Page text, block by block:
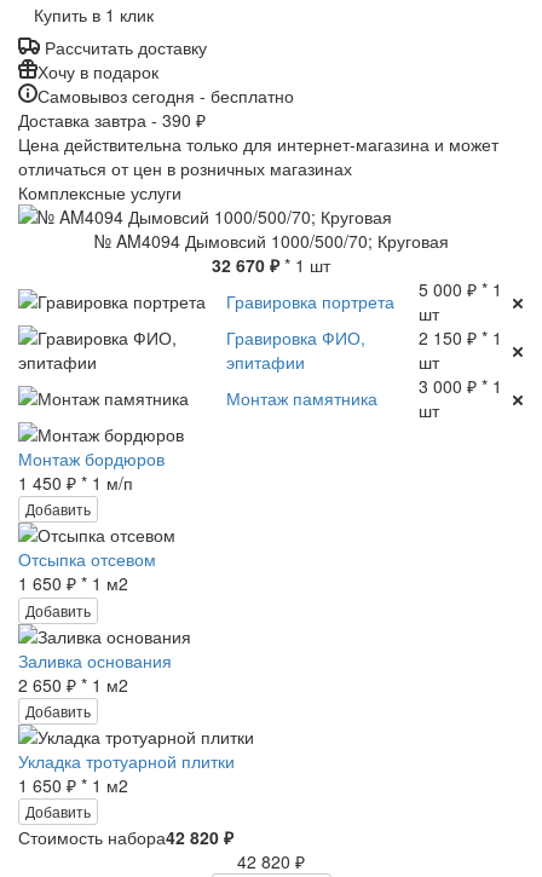
Купить в 1 клик
Рассчитать доставку
Хочу в подарок
Самовывоз сегодня - бесплатно
Доставка завтра - 390 ₽
Цена действительна только для интернет-магазина и может
отличаться от цен в розничных магазинах
Комплексные услуги
№ AM4094 Дымовсий 1000/500/70; Круговая
32 670 ₽* 1 шт
Гравировка портрета
5 000 ₽ * 1
шт
Гравировка ФИО,
эпитафии
2 150 ₽ * 1
шт
Монтаж памятника
3 000 ₽ * 1
шт
Монтаж бордюров
1 450 ₽ * 1 м/п
Добавить
Отсыпка отсевом
1 650 ₽ * 1 м2
Добавить
Заливка основания
2 650 ₽ * 1 м2
Добавить
Укладка тротуарной плитки
1 650 ₽ * 1 м2
Добавить
Стоимость набора42 820 ₽
42 820 ₽